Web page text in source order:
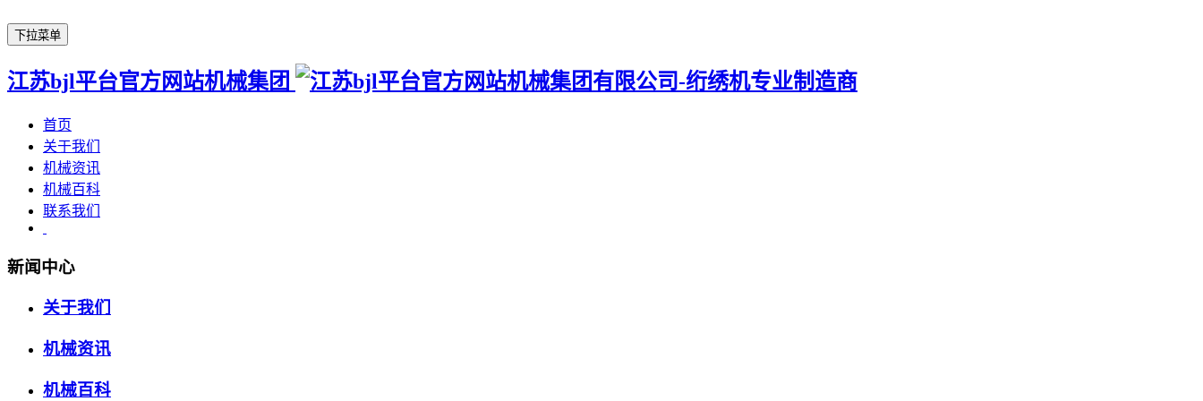
下拉菜单
江苏bjl平台官方网站机械集团
首页
关于我们
机械资讯
机械百科
联系我们
新闻中心
关于我们
机械资讯
机械百科